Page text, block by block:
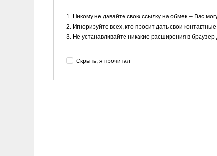
Никому не давайте свою ссылку на обмен – Вас
Игнорируйте всех, кто просит дать свои
Не устанавливайте никакие расширения в
Скрыть, я прочитал